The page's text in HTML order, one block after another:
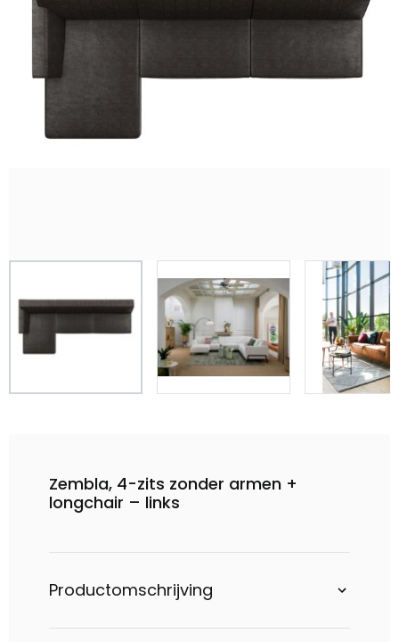
Zembla, 4-zits zonder armen +
longchair – links
Productomschrijving